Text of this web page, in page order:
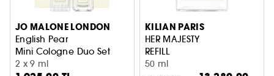
JO MALONE LONDON
English Pear
Mini Cologne Duo Set
2 x 9 ml
KILIAN PARIS
HER MAJESTY
REFILL
50 ml